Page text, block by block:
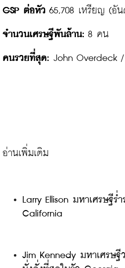
GSP ต่อหัว
จำนวนเศรษฐีพันล้าน:
คนรวยที่สุด: John Overdeck
Larry Ellison มหาเศรษฐีร่
California
Jim Kennedy มหาเศรษฐี